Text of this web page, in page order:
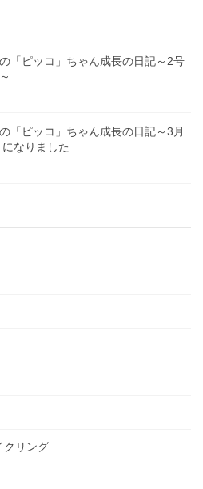
「ピッコ」ちゃん成長の日記～2号
「ピッコ」ちゃん成長の日記～3月
なりました
クリング